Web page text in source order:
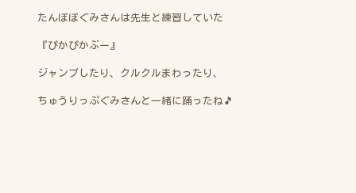
たんぽぽぐみさんは先生と練習していた
『ぴかぴかぶー』
ジャンプしたり、クルクルまわったり、
ちゅうりっぷぐみさんと一緒に踊ったね🎵